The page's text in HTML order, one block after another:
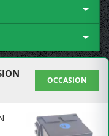


OCCASION